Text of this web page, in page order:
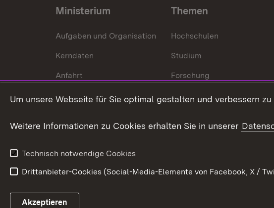
Ministerium
Aufgaben und Organisation
Kerndaten
Anfahrt
Themen
Hochschulen
Studium
Forschung
Internationales
Link zum Landesportal
Um unsere Webseite für Sie optimal gestalten und verbessern
Weitere Informationen zu Cookies erhalten Sie in unserer
Technisch notwendige Cookies
Drittanbieter-Cookies (Social-Media-Elemente von Facebook, X /
Akzeptieren